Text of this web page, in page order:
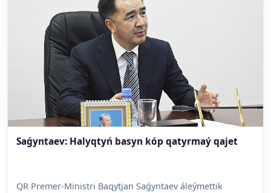
Saǵyntaev: Halyqtyń basyn kóp qatyrmaý qajet
QR Premer-Ministri Baqytjan Saǵyntaev áleýmettik